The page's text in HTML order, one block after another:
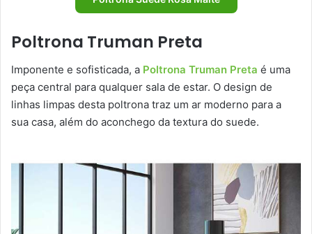
Poltrona Truman Preta
Imponente e sofisticada, a Poltrona Truman Preta é uma
peça central para qualquer sala de estar. O design de
linhas limpas desta poltrona traz um ar moderno para a
sua casa, além do aconchego da textura do suede.